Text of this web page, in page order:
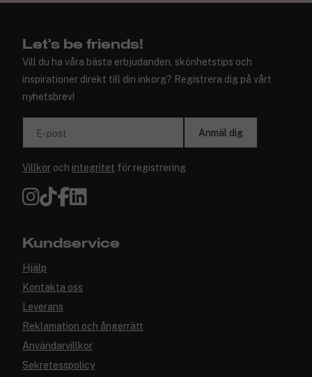
Let's be friends!
Vill du ha våra bästa erbjudanden, skönhetstips och
inspirationer direkt till din inkorg? Registrera dig på vårt
nyhetsbrev!
E-post Anmäl dig
Villkor och integritet för registrering
Kundservice
Hjälp
Kontakta oss
Leverans
Reklamation och ångerrätt
Användarvillkor
Sekretesspolicy